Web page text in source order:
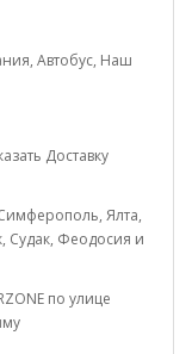
Автобус, Наш
Доставку
Ялта,
Судак, Феодосия и
по улице